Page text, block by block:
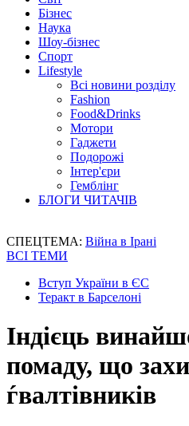
Бізнес
Наука
Шоу-бізнес
Спорт
Lifestyle
Всі новини розділу
Fashion
Food&Drinks
Мотори
Гаджети
Подорожі
Інтер'єри
Гемблінг
БЛОГИ ЧИТАЧІВ
СПЕЦТЕМА: Війна в Ірані
ВСІ ТЕМИ
Вступ України в ЄС
Теракт в Барселоні
Індієць
помаду, що
ѓвалтівників